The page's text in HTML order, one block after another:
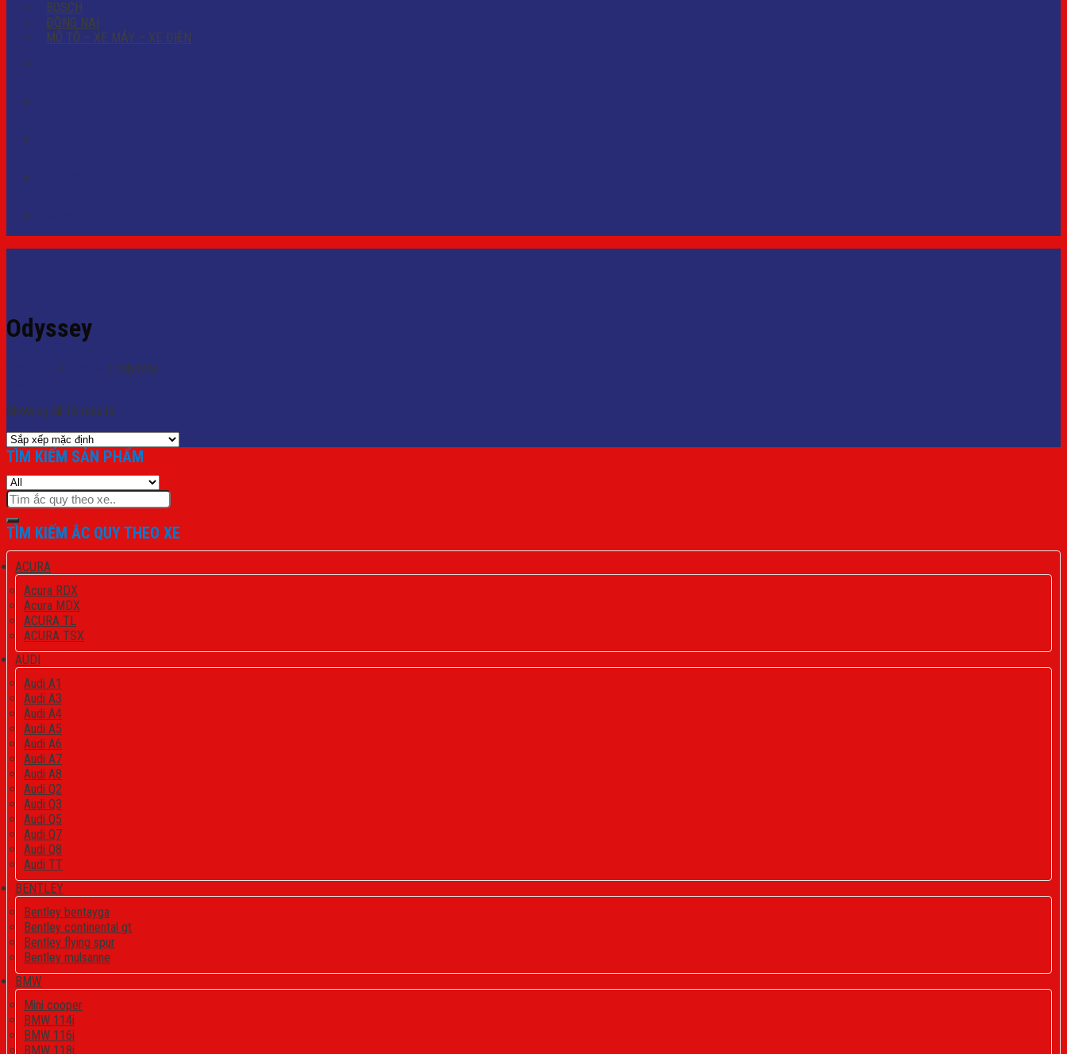
BOSCH
ĐỒNG NAI
MÔ TÔ – XE MÁY – XE ĐIỆN
Odyssey
/ / Odyssey
Showing all 13 results
TÌM KIẾM SẢN PHẨM
Tìm
kiếm:
TÌM KIẾM ẮC QUY THEO XE
ACURA
Acura RDX
Acura MDX
ACURA TL
ACURA TSX
AUDI
Audi A1
Audi A3
Audi A4
Audi A5
Audi A6
Audi A7
Audi A8
Audi Q2
Audi Q3
Audi Q5
Audi Q7
Audi Q8
Audi TT
BENTLEY
Bentley bentayga
Bentley continental gt
Bentley flying spur
Bentley mulsanne
BMW
Mini cooper
BMW 114i
BMW 116i
BMW 118i